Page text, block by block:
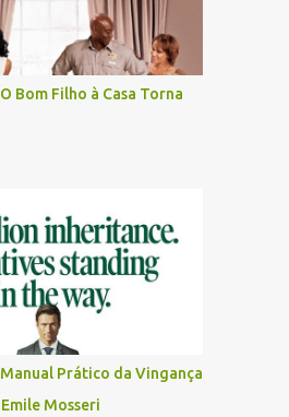
Bom Filho à Casa Torna
Prático da Vingança
Mosseri